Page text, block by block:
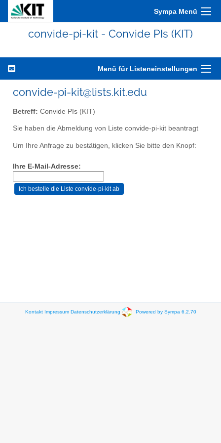
Sympa Menü
convide-pi-kit - Convide PIs (KIT)
Menü für Listeneinstellungen
convide-pi-kit@lists.kit.edu
Betreff: Convide PIs (KIT)
Sie haben die Abmeldung von Liste convide-pi-kit beantragt
Um Ihre Anfrage zu bestätigen, klicken Sie bitte den Knopf:
Ihre E-Mail-Adresse:
Kontakt Impressum Datenschutzerklärung Powered by Sympa 6.2.70